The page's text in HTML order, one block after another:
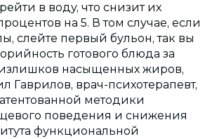
в воду, что снизит их
на 5. В том случае, если
слейте первый бульон, так вы
готового блюда за
насыщенных жиров,
Гаврилов, врач-психотерапевт,
методики
поведения и снижения
функциональной